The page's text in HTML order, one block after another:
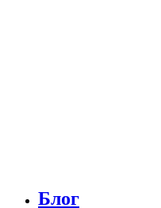
Блог